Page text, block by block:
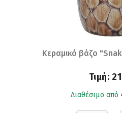
Κεραμικό βάζο
Τιμή:
Διαθέσιμο από